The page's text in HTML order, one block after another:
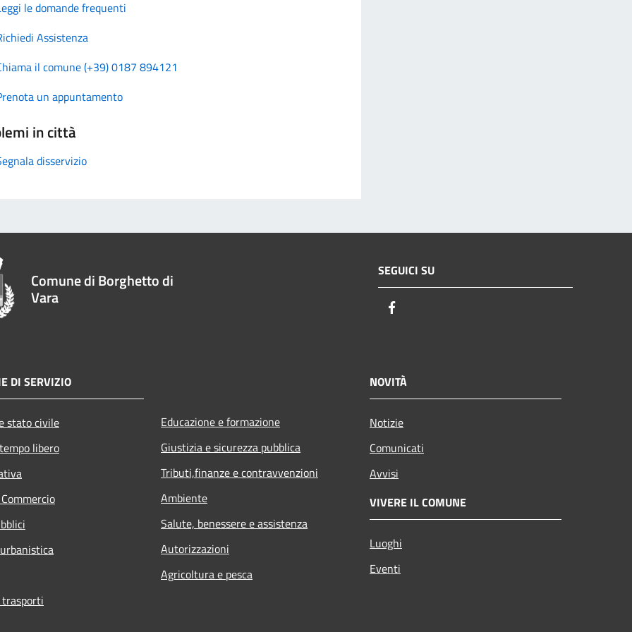
le domande frequenti
Assistenza
il comune (+39) 0187 894121
un appuntamento
in città
disservizio
Comune di Borghetto di
Vara
SEGUICI SU
DI SERVIZIO
stato civile
libero
Educazione e formazione
Giustizia e sicurezza pubblica
Tributi,finanze e contravvenzioni
Ambiente
Salute, benessere e assistenza
Autorizzazioni
Agricoltura e pesca
NOVITÀ
Notizie
Comunicati
Avvisi
VIVERE IL COMUNE
Luoghi
Eventi